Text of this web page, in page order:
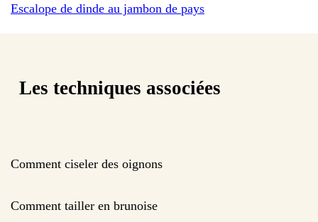
Escalope de dinde au jambon de pays
Les techniques associées
Comment ciseler des oignons
Comment tailler en brunoise